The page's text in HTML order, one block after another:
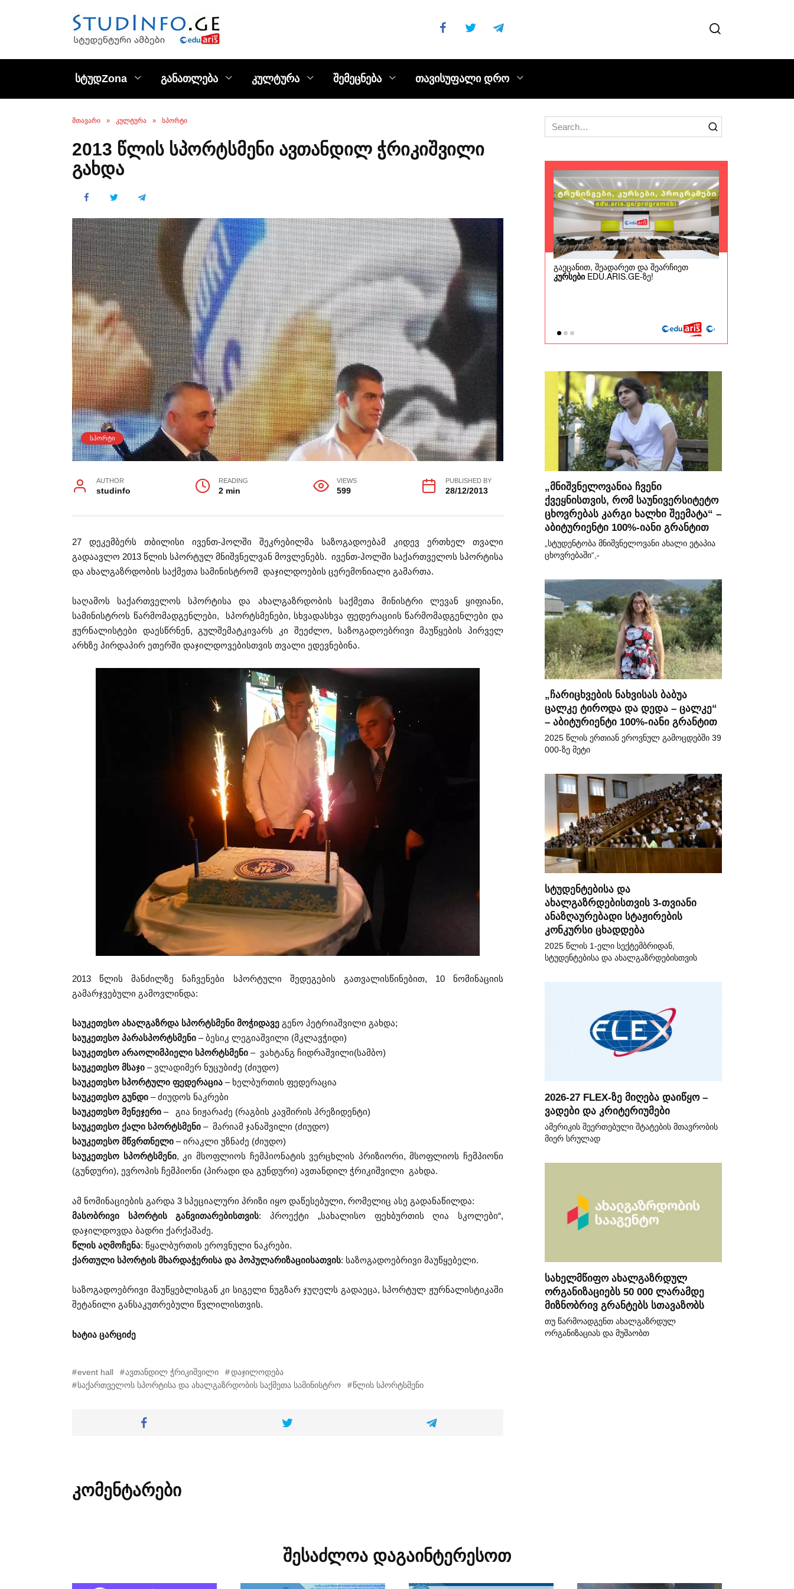
სტუდZona განათლება კულტურა შემეცნება თავისუფალი დრო
ᲛᲗᲐᲕᲐᲠᲘ » ᲙᲣᲚᲢᲣᲠᲐ » ᲡᲞᲝᲠᲢᲘ
2013 წლის სპორტსმენი ავთანდილ ჭრიკიშვილი
გახდა
ᲡᲞᲝᲠᲢᲘ
AUTHOR
studinfo
READING
2 min
VIEWS
599
PUBLISHED BY
28/12/2013
27 დეკემბერს თბილისი ივენთ-ჰოლში შეკრებილმა საზოგადოებამ კიდევ ერთხელ თვალი
გადაავლო 2013 წლის სპორტულ მნიშვნელვან მოვლენებს. ივენთ-ჰოლში საქართველოს სპორტისა
და ახალგაზრდობის საქმეთა სამინისტრომ დაჯილდოების ცერემონიალი გამართა.
საღამოს საქართველოს სპორტისა და ახალგაზრდობის საქმეთა მინისტრი ლევან ყიფიანი,
სამინისტროს წარმომადგენლები, სპორტსმენები, სხვადასხვა ფედერაციის წარმომადგენლები და
ჟურნალისტები დაესწრნენ, გულშემატკივარს კი შეეძლო, საზოგადოებრივი მაუწყების პირველ
არხზე პირდაპირ ეთერში დაჯილდოვებისთვის თვალი ედევნებინა.
2013 წლის მანძილზე ნაჩვენები სპორტული შედეგების გათვალისწინებით, 10 ნომინაციის
გამარჯვებული გამოვლინდა:
საუკეთესო ახალგაზრდა სპორტსმენი მოჭიდავე გენო პეტრიაშვილი გახდა;
საუკეთესო პარასპორტსმენი – ბესიკ ლეგიაშვილი (მკლავჭიდი)
საუკეთესო არაოლიმპიელი სპორტსმენი – ვახტანგ ჩიდრაშვილი(სამბო)
საუკეთესო მსაჯი – ვლადიმერ ნუცუბიძე (ძიუდო)
საუკეთესო სპორტული ფედერაცია – ხელბურთის ფედერაცია
საუკეთესო გუნდი – ძიუდოს ნაკრები
საუკეთესო მენეჯერი – გია ნიჟარაძე (რაგბის კავშირის პრეზიდენტი)
საუკეთესო ქალი სპორტსმენი – მარიამ ჯანაშვილი (ძიუდო)
საუკეთესო მწვრთნელი – ირაკლი უზნაძე (ძიუდო)
საუკეთესო სპორტსმენი, კი მსოფლიოს ჩემპიონატის ვერცხლის პრიზიორი, მსოფლიოს ჩემპიონი
(გუნდური), ევროპის ჩემპიონი (პირადი და გუნდური) ავთანდილ ჭრიკიშვილი გახდა.
ამ ნომინაციების გარდა 3 სპეციალური პრიზი იყო დაწესებული, რომელიც ასე გადანაწილდა:
მასობრივი სპორტის განვითარებისთვის: პროექტი „სახალისო ფეხბურთის ღია სკოლები“,
დაჯილდოვდა ბადრი ქარქაშაძე.
წლის აღმოჩენა: წყალბურთის ეროვნული ნაკრები.
ქართული სპორტის მხარდაჭერისა და პოპულარიზაციისათვის: საზოგადოებრივი მაუწყებელი.
საზოგადოებრივი მაუწყებლისგან კი სიგელი ნუგზარ ჯუღელს გადაეცა, სპორტულ ჟურნალისტიკაში
შეტანილი განსაკუთრებული წვლილისთვის.
ხატია ცარციძე
event hall ავთანდილ ჭრიკიშვილი
დაჯილოდება
საქართველოს სპორტისა და ახალგაზრდობის საქმეთა სამინისტრო
წლის სპორტსმენი
კომენტარები
Search
for:
„მნიშვნელოვანია ჩვენი
ქვეყნისთვის, რომ საუნივერსიტეტო
ცხოვრებას კარგი ხალხი შეემატა“ –
აბიტურიენტი 100%-იანი გრანტით
„სტუდენტობა მნიშვნელოვანი ახალი ეტაპია
ცხოვრებაში“,-
„ჩარიცხვების ნახვისას ბაბუა
ცალკე ტიროდა და დედა – ცალკე“
– აბიტურიენტი 100%-იანი გრანტით
2025 წლის ერთიან ეროვნულ გამოცდებში 39
000-ზე მეტი
სტუდენტებისა და
ახალგაზრდებისთვის 3-თვიანი
ანაზღაურებადი სტაჟირების
კონკურსი ცხადდება
2025 წლის 1-ელი სექტემბრიდან,
სტუდენტებისა და ახალგაზრდებისთვის
2026-27 FLEX-ზე მიღება დაიწყო –
ვადები და კრიტერიუმები
ამერიკის შეერთებული შტატების მთავრობის
მიერ სრულად
სახელმწიფო ახალგაზრდულ
ორგანიზაციებს 50 000 ლარამდე
მიზნობრივ გრანტებს სთავაზობს
თუ წარმოადგენთ ახალგაზრდულ
ორგანიზაციას და მუშაობთ
შესაძლოა დაგაინტერესოთ